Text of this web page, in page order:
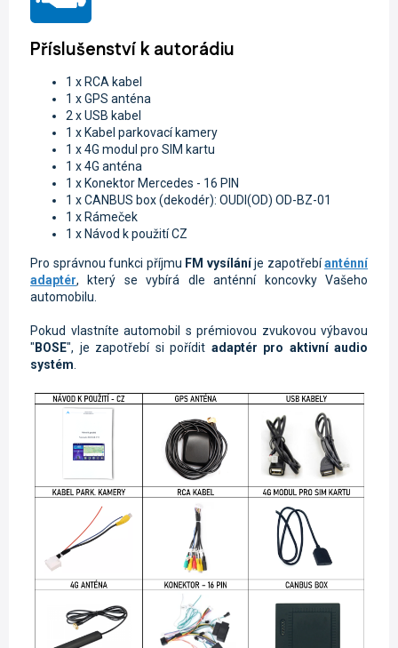
Příslušenství k autorádiu
1 x RCA kabel
1 x GPS anténa
2 x USB kabel
1 x Kabel parkovací kamery
1 x 4G modul pro SIM kartu
1 x 4G anténa
1 x Konektor Mercedes - 16 PIN
1 x CANBUS box (dekodér): OUDI(OD) OD-BZ-01
1 x Rámeček
1 x Návod k použití CZ
Pro správnou funkci příjmu FM vysíláníje zapotřebíanténní
adaptér, který se vybírá dle anténní koncovky Vašeho
automobilu.
Pokud vlastníte automobil s prémiovou zvukovou výbavou
" BOSE", je zapotřebí si pořídit adaptér pro aktivní audio
systém.